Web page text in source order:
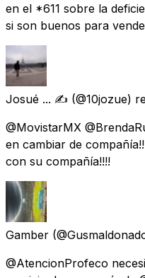
en el *611 sobre la
si son buenos para
Josué ... ✍ (@10jozue)
@MovistarMX
en cambiar de
con su compañía!!!!
Gamber
@AtencionProfeco